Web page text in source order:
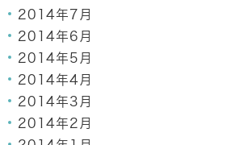
2014年7月
2014年6月
2014年5月
2014年4月
2014年3月
2014年2月